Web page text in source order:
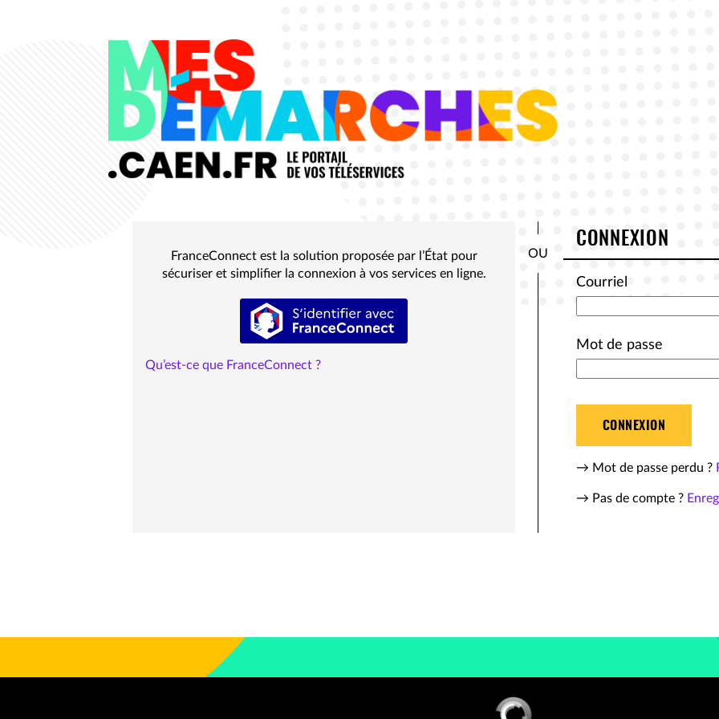
FranceConnect est la solution proposée par l’État pour
sécuriser et simplifier la connexion à vos services en ligne.
S’identifier avec FranceConnect
Qu’est-ce que FranceConnect ?
CONNEXION
Courriel
*
Mot de passe
CONNEXION
→ Mot de passe perdu ?
→ Pas de compte ?